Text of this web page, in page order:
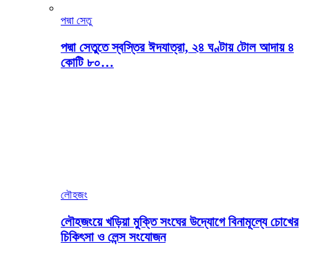
পদ্মা সেতু
পদ্মা সেতুতে স্বস্তির ঈদযাত্রা, ২৪ ঘণ্টায় টোল আদায় ৪
কোটি ৮০…
লৌহজং
লৌহজংয়ে খড়িয়া মুক্তি সংঘের উদ্যোগে বিনামূল্যে চোখের
চিকিৎসা ও লেন্স সংযোজন